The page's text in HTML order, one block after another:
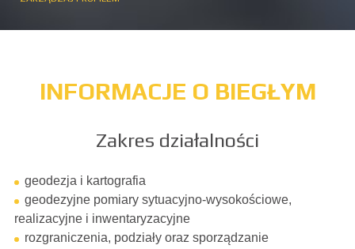
INFORMACJE O BIEGŁYM
Zakres działalności
geodezja i kartografia
geodezyjne pomiary sytuacyjno-wysokościowe,
realizacyjne i inwentaryzacyjne
rozgraniczenia, podziały oraz sporządzanie